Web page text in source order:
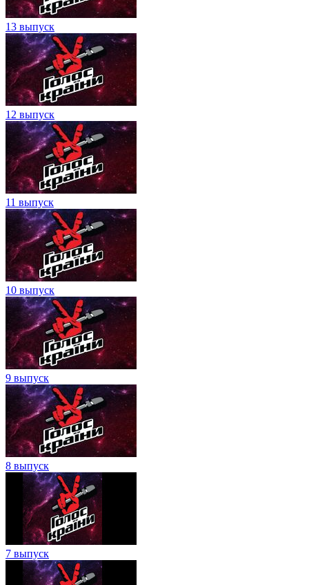
13 выпуск
12 выпуск
11 выпуск
10 выпуск
9 выпуск
8 выпуск
7 выпуск